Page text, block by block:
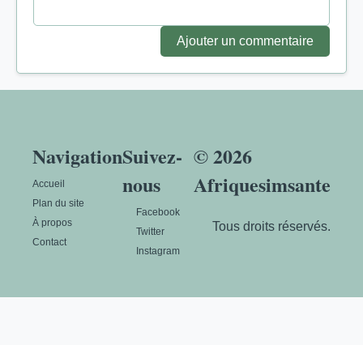
Ajouter un commentaire
Navigation
Accueil
Plan du site
À propos
Contact
Suivez-
nous
Facebook
Twitter
Instagram
© 2026
Afriquesimsante
Tous droits réservés.